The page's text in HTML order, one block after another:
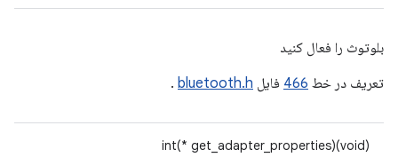
بلوتوث را فعال کنید
تعریف در خط 466 فایل bluetooth.h
.
int(* get_adapter_properties)(void)